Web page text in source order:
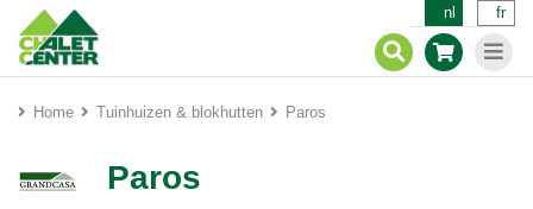
nl fr
Home Tuinhuizen & blokhutten Paros
Paros